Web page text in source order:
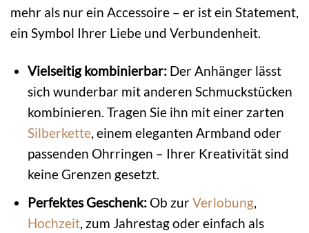
mehr als nur ein Accessoire – er ist ein Statement,
ein Symbol Ihrer Liebe und Verbundenheit.
Vielseitig kombinierbar:Der Anhänger lässt
sich wunderbar mit anderen Schmuckstücken
kombinieren. Tragen Sie ihn mit einer zarten
Silberkette, einem eleganten Armband oder
passenden Ohrringen – Ihrer Kreativität sind
keine Grenzen gesetzt.
Perfektes Geschenk:Ob zurVerlobung,
Hochzeit, zum Jahrestag oder einfach als